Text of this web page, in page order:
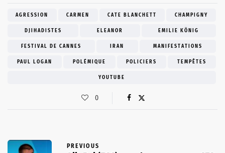
AGRESSION CARMEN CATE BLANCHETT CHAMPIGNY
DJIHADISTES ELEANOR EMILIE KÖNIG
FESTIVAL DE CANNES IRAN MANIFESTATIONS
PAUL LOGAN POLÉMIQUE POLICIERS TEMPÊTES
YOUTUBE
0
PREVIOUS